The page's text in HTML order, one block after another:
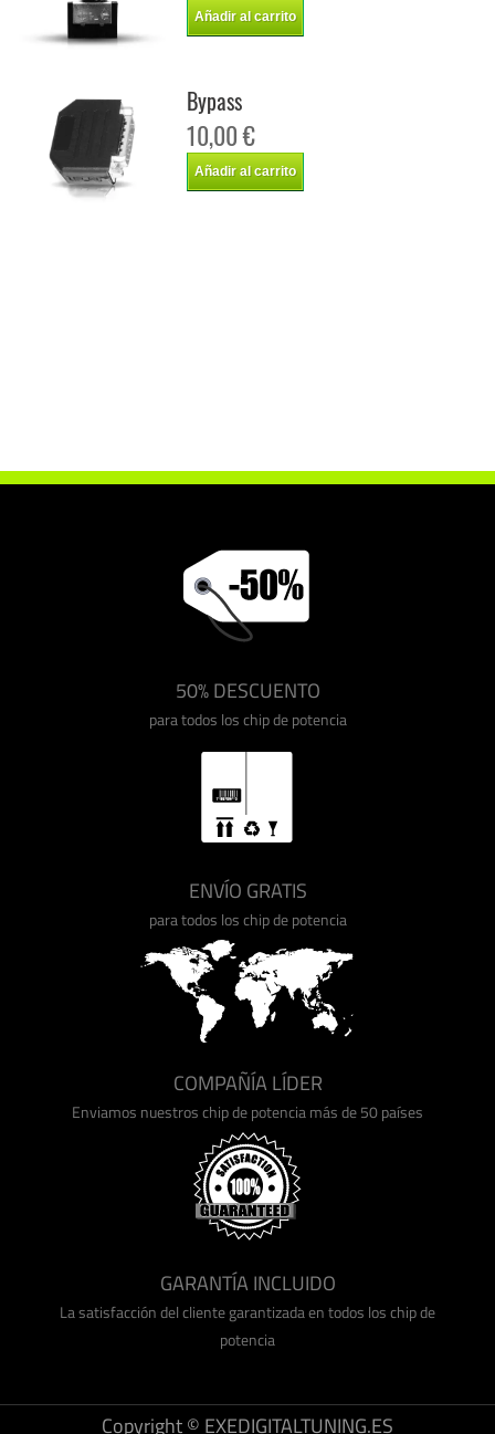
Añadir al carrito
Bypass
10,00 €
Añadir al carrito
50% DESCUENTO
para todos los chip de potencia
ENVÍO GRATIS
para todos los chip de potencia
COMPAÑÍA LÍDER
Enviamos nuestros chip de potencia más de 50 países
GARANTÍA INCLUIDO
La satisfacción del cliente garantizada en todos los chip de
potencia
Copyright © EXEDIGITALTUNING.ES